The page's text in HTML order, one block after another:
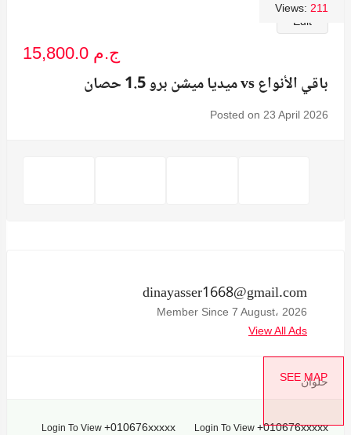
Edit
Views: 211
15,800.0 ج.م
ميديا ميشن برو 1.5 حصان vs باقي الأنواع
Posted on 23 April 2026
dinayasser1668@gmail.com
Member Since 7 August، 2026
View All Ads
SEE MAP
حلوان
Login To View +010676xxxxx Login To View +010676xxxxx